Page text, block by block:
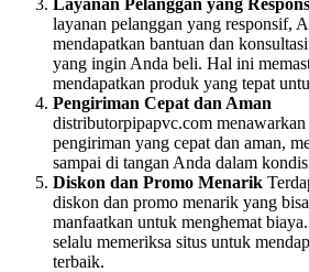
layanan pelanggan yang responsif,
mendapatkan bantuan dan
yang ingin Anda beli. Hal ini
mendapatkan produk yang tepat
Pengiriman Cepat dan Aman
distributorpipapvc.com menawarkan
pengiriman yang cepat dan aman,
sampai di tangan Anda dalam
Diskon dan Promo Menarik
diskon dan promo menarik yang
manfaatkan untuk menghemat
selalu memeriksa situs untuk
terbaik.